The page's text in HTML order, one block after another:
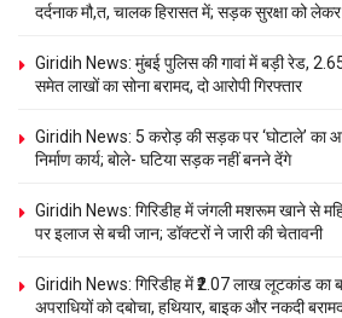
दर्दनाक मौ,त, चालक हिरासत में; सड़क सुरक्षा को लेकर
Giridih News: मुंबई पुलिस की गावां में बड़ी रेड,
समेत लाखों का सोना बरामद, दो आरोपी गिरफ्तार
Giridih News: 5 करोड़ की सड़क पर ‘घोटाले’ का
निर्माण कार्य; बोले- घटिया सड़क नहीं बनने देंगे
Giridih News: गिरिडीह में जंगली मशरूम खाने से
पर इलाज से बची जान; डॉक्टरों ने जारी की चेतावनी
Giridih News: गिरिडीह में ₹2.07 लाख लूटकांड का
अपराधियों को दबोचा, हथियार, बाइक और नकदी